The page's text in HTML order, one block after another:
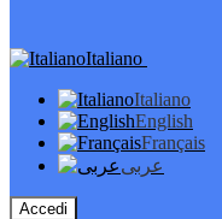
Italiano
Italiano
English
Français
عربى
Accedi